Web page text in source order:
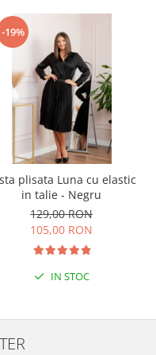
-19%
plisata Luna cu elastic
in talie - Negru
129,00 RON
105,00 RON
IN STOC